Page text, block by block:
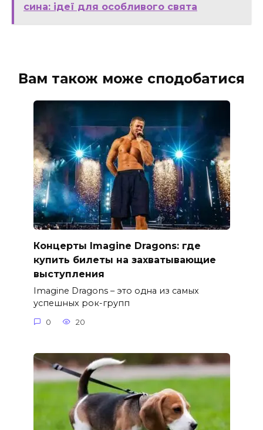
сина: ідеї для особливого свята
Вам також може сподобатися
Концерты Imagine Dragons: где
купить билеты на захватывающие
выступления
Imagine Dragons – это одна из самых
успешных рок-групп
0 20